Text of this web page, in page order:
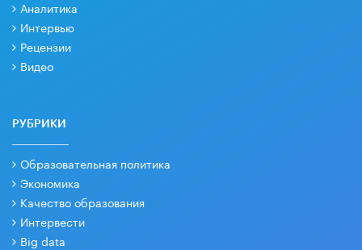
Аналитика
Интервью
Рецензии
Видео
РУБРИКИ
Образовательная политика
Экономика
Качество образования
Интервести
Big data